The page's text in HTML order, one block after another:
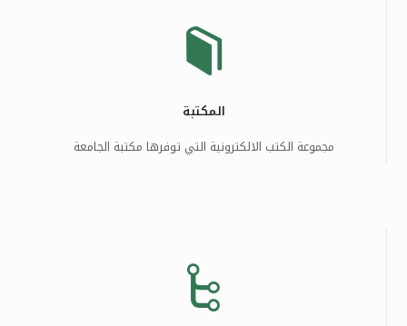
المكتبة
مجموعة الكتب الالكترونية التي توفرها مكتبة الجامعة